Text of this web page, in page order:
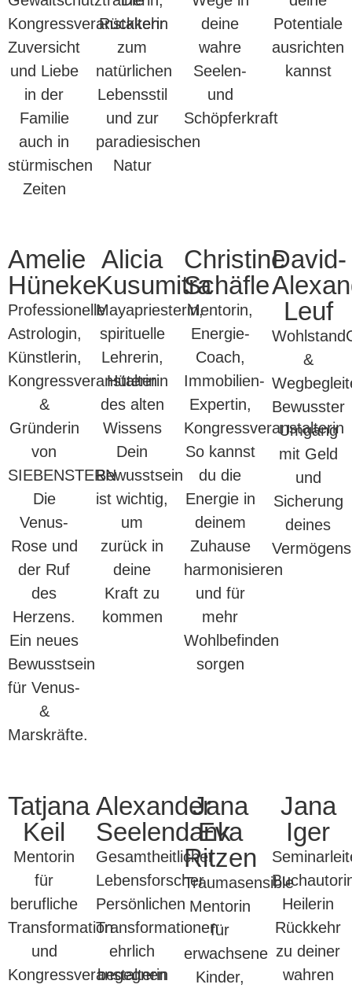
Kongressveranstalterin
Zuversicht
und Liebe
in der
Familie
auch in
stürmischen
Zeiten
Rückkehr
zum
natürlichen
Lebensstil
und zur
paradiesischen
Natur
deine
wahre
Seelen-
und
Schöpferkraft
Potentiale
ausrichten
kannst
Amelie
Hüneke
Professionelle
Astrologin,
Künstlerin,
Kongressveranstalterin
&
Gründerin
von
SIEBENSTERN
Die
Venus-
Rose und
der Ruf
des
Herzens.
Ein neues
Bewusstsein
für Venus-
&
Marskräfte.
Alicia
Kusumitra
Mayapriesterin,
spirituelle
Lehrerin,
Hüterin
des alten
Wissens
Dein
Bewusstsein
ist wichtig,
um
zurück in
deine
Kraft zu
kommen
Christine
Schäfle
Mentorin,
Energie-
Coach,
Immobilien-
Expertin,
Kongressveranstalterin
So kannst
du die
Energie in
deinem
Zuhause
harmonisieren
und für
mehr
Wohlbefinden
sorgen
David-
Leuf
&
Bewusster
Umgang
mit Geld
und
Sicherung
deines
Vermögens
Tatjana
Keil
Mentorin
für
berufliche
Transformation
und
Kongressveranstalterin
Alexander
Seelendank
Gesamtheitlicher
Lebensforscher
Persönlichen
Transformationen
ehrlich
begegnen
Jana
Eva
Ritzen
Traumasensible
Mentorin
für
erwachsene
Kinder,
Jana
Iger
Heilerin
Rückkehr
zu deiner
wahren